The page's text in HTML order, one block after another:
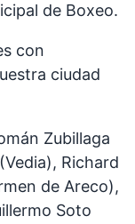
de Boxeo.
con
ciudad
Zubillaga
Richard
de Areco),
Soto